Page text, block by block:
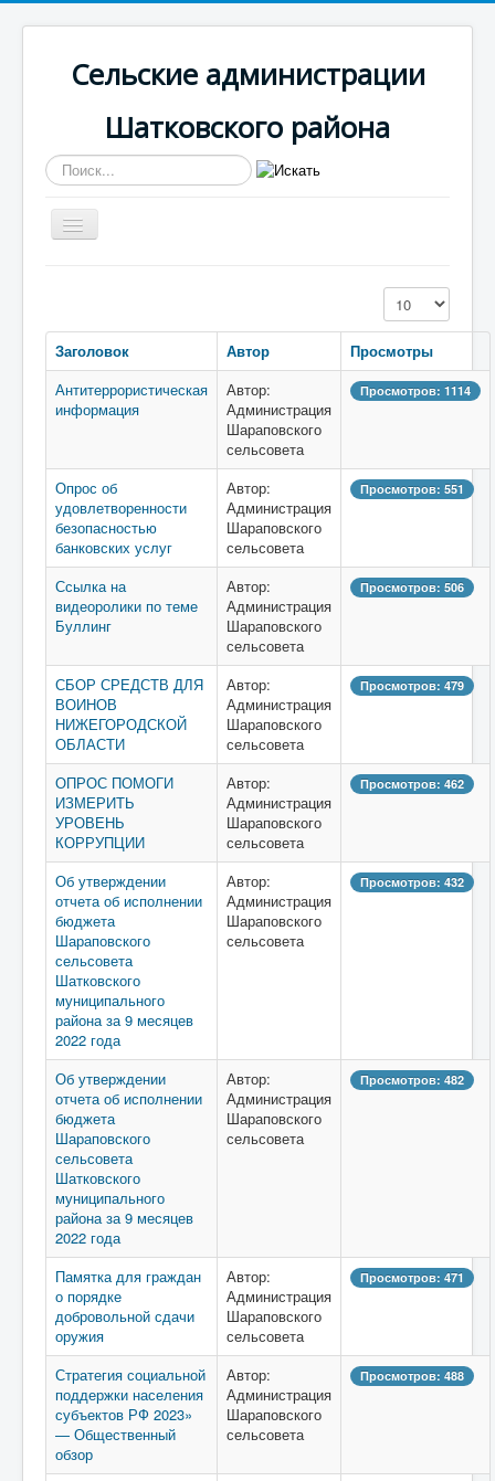
Сельские администрации
Шатковского района
Искать...
Включить/
выключить
Информация
Кол-во строк:
Заголовок Автор
Просмотры
Антитеррористическая
информация
Автор:
Администрация
Шараповского
сельсовета
Просмотров: 1114
Опрос об
удовлетворенности
безопасностью
банковских услуг
Автор:
Администрация
Шараповского
сельсовета
Просмотров: 551
Ссылка на
видеоролики по теме
Буллинг
Автор:
Администрация
Шараповского
сельсовета
Просмотров: 506
СБОР СРЕДСТВ ДЛЯ
ВОИНОВ
НИЖЕГОРОДСКОЙ
ОБЛАСТИ
Автор:
Администрация
Шараповского
сельсовета
Просмотров: 479
ОПРОС ПОМОГИ
ИЗМЕРИТЬ
УРОВЕНЬ
КОРРУПЦИИ
Автор:
Администрация
Шараповского
сельсовета
Просмотров: 462
Об утверждении
отчета об исполнении
бюджета
Шараповского
сельсовета
Шатковского
муниципального
района за 9 месяцев
2022 года
Автор:
Администрация
Шараповского
сельсовета
Просмотров: 432
Об утверждении
отчета об исполнении
бюджета
Шараповского
сельсовета
Шатковского
муниципального
района за 9 месяцев
2022 года
Автор:
Администрация
Шараповского
сельсовета
Просмотров: 482
Памятка для граждан
о порядке
добровольной сдачи
оружия
Автор:
Администрация
Шараповского
сельсовета
Просмотров: 471
Стратегия социальной
поддержки населения
субъектов РФ 2023»
— Общественный
обзор
Автор:
Администрация
Шараповского
сельсовета
Просмотров: 488